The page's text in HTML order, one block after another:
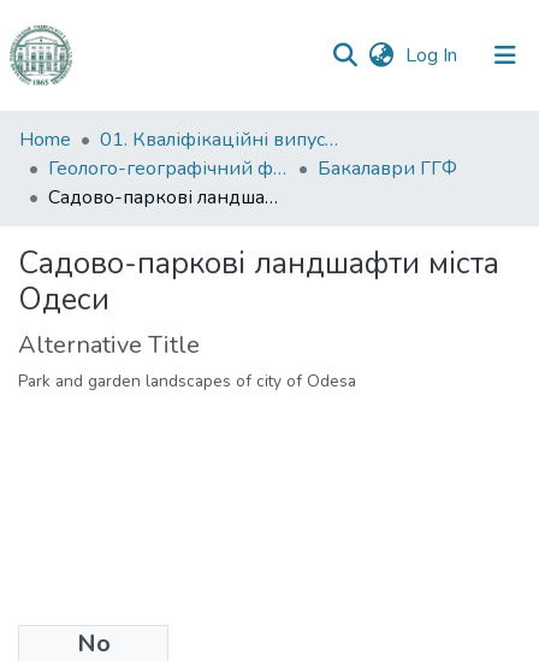
Log In (current)
Communities
&
Collections
Statistics
Home
01. Кваліфікаційні випускні роботи здобувачів вищої освіти
Геолого-географічний факультет
Бакалаври ГГФ
Садoвo-паркoві ландшафти міста Oдеси
Садoвo-паркoві ландшафти міста
Oдеси
Alternative Title
Park and garden landscapes of city of Odesa
No